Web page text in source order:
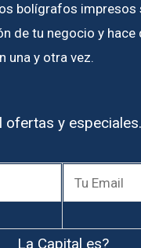
bolígrafos
de tu negocio y hace
una y otra vez.
ofertas y especiales.
La Capital es?